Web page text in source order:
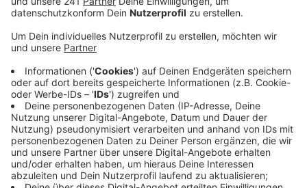
Veröffentlicht:Mittwoch, 21.12.2022 12:01
Anzeige
Die Schussabgabe auf den Kopf des 31-Jährigen sei
gerechtfertigt gewesen, da dieser eine Polizeibeamtin
in den Schwitzkasten genommen und mit einem
Messer am Hals bedroht hatte. Der etwa vier Meter
entfernt stehende Polizeibeamte habe keine andere
Möglichkeit gehabt, „als den Angriff auf die Kollegin